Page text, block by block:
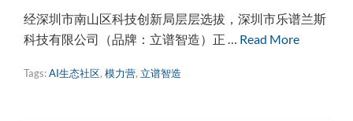
经深圳市南山区科技创新局层层选拔，深圳市乐谱兰斯
科技有限公司（品牌：立谱智造）正 … Read More
Tags:AI生态社区, 模力营, 立谱智造